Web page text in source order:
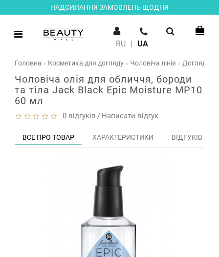
НАДСИЛАННЯ ЗАМОВЛЕНЬ ЩОДНЯ
RU | UA
Головна Косметика для догляду Чоловіча лінія Догляд за
Чоловіча олія для обличчя, бороди
та тіла Jack Black Epic Moisture MP10
60 мл
0 відгуків / Написати відгук
ВСЕ ПРО ТОВАР ХАРАКТЕРИСТИКИ ВІДГУКІВ (0)